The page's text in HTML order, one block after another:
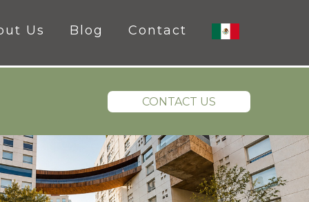
Us Blog Contact
CONTACT US